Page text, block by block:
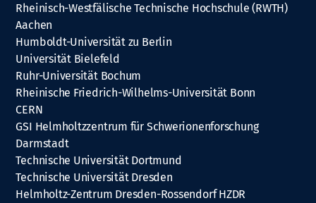
Rheinisch-Westfälische Technische Hochschule (RWTH)
Aachen
Humboldt-Universität zu Berlin
Universität Bielefeld
Ruhr-Universität Bochum
Rheinische Friedrich-Wilhelms-Universität Bonn
CERN
GSI Helmholtzzentrum für Schwerionenforschung
Darmstadt
Technische Universität Dortmund
Technische Universität Dresden
Helmholtz-Zentrum Dresden-Rossendorf HZDR